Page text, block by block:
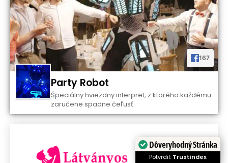
167
Party Robot
Špeciálny hviezdny interpret, z ktorého každému
zaručene spadne čeľusť
Dôveryhodný Stránka
Potvrdil: Trustindex